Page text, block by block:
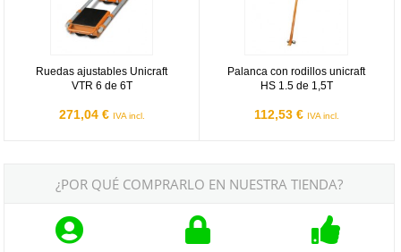
Ruedas ajustables Unicraft
VTR 6 de 6T
271,04 € IVA incl.
Palanca con rodillos unicraft
HS 1.5 de 1,5T
112,53 € IVA incl.
¿POR QUÉ COMPRARLO EN NUESTRA TIENDA?